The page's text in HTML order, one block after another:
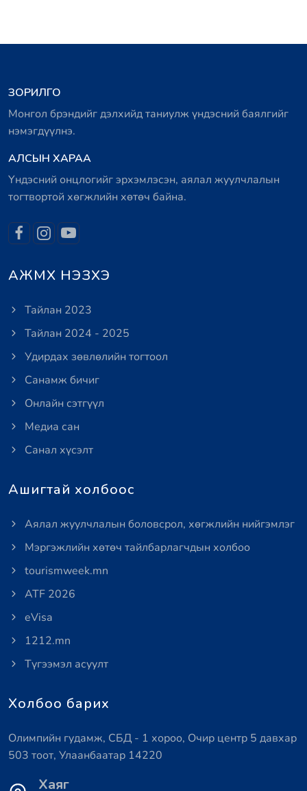
ЗОРИЛГО
Монгол брэндийг дэлхийд таниулж үндэсний баялгийг
нэмэгдүүлнэ.
АЛСЫН ХАРАА
Үндэсний онцлогийг эрхэмлэсэн, аялал жуулчлалын
тогтвортой хөгжлийн хөтөч байна.
АЖМХ НЭЗХЭ
Тайлан 2023
Тайлан 2024 - 2025
Удирдах зөвлөлийн тогтоол
Санамж бичиг
Онлайн сэтгүүл
Медиа сан
Санал хүсэлт
Ашигтай холбоос
Аялал жуулчлалын боловсрол, хөгжлийн нийгэмлэг
Мэргэжлийн хөтөч тайлбарлагчдын холбоо
tourismweek.mn
ATF 2026
eVisa
1212.mn
Түгээмэл асуулт
Холбоо барих
Олимпийн гудамж, СБД - 1 хороо, Очир центр 5 давхар
503 тоот, Улаанбаатар 14220
Хаяг